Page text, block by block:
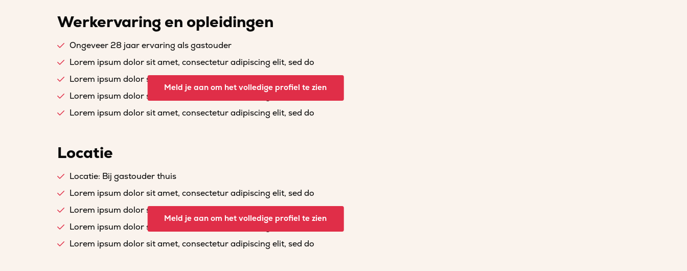
Werkervaring en opleidingen
Ongeveer 28 jaar ervaring als gastouder
Lorem ipsum dolor sit amet, consectetur adipiscing elit, sed do
Lorem ipsum dolor sit amet, consectetur adipiscing elit, sed do
Lorem ipsum dolor sit amet, consectetur adipiscing elit, sed do
Lorem ipsum dolor sit amet, consectetur adipiscing elit, sed do
Meld je aan om het volledige profiel te zien
Locatie
Locatie: Bij gastouder thuis
Lorem ipsum dolor sit amet, consectetur adipiscing elit, sed do
Lorem ipsum dolor sit amet, consectetur adipiscing elit, sed do
Lorem ipsum dolor sit amet, consectetur adipiscing elit, sed do
Lorem ipsum dolor sit amet, consectetur adipiscing elit, sed do
Meld je aan om het volledige profiel te zien